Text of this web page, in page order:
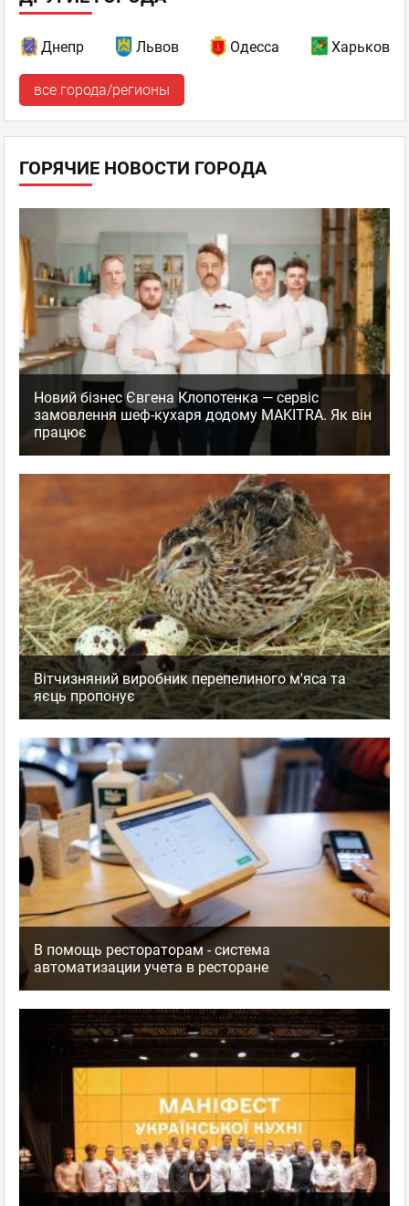
Днепр Львов Одесса Харьков
все города/регионы
ГОРЯЧИЕ НОВОСТИ ГОРОДА
Новий бізнес Євгена Клопотенка — сервіс
замовлення шеф-кухаря додому MAKITRA. Як він
працює
Вітчизняний виробник перепелиного м'яса та
яєць пропонує
В помощь рестораторам - система
автоматизации учета в ресторане